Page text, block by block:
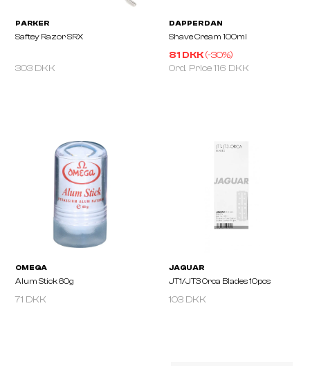
Saftey Razor 33R
PARKER
303 DKK
81 DKK(-30%)
Ord. Price116 DKK
71 DKK 103 DKK